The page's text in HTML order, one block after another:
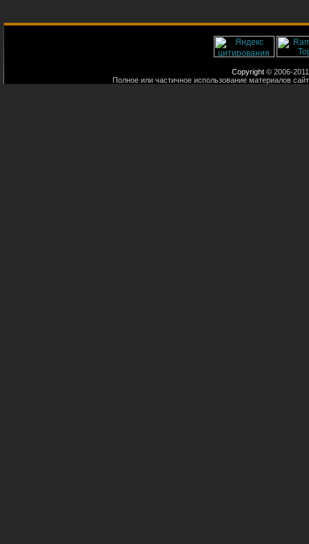
Copyright © 2006-
Полное или частичное использование материалов